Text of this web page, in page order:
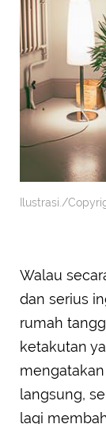
Ilustrasi./
Walau
dan serius
rumah
ketakutan
langsung,
lagi